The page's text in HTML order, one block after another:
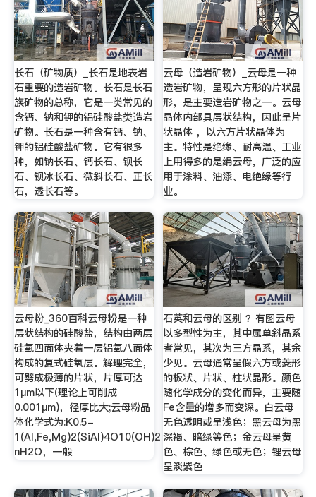
长石（矿物质）_长石是地表岩
石重要的造岩矿物。长石是长石
族矿物的总称，它是一类常见的
含钙、钠和钾的铝硅酸盐类造岩
矿物。长石是一种含有钙、钠、
钾的铝硅酸盐矿物。它有很多
种，如钠长石、钙长石、钡长
石、钡冰长石、微斜长石、正长
石，透长石等。
云母（造岩矿物）_云母是一种
造岩矿物，呈现六方形的片状晶
形，是主要造岩矿物之一。云母
晶体内部具层状结构，因此呈片
状晶体 ，以六方片状晶体为
主。特性是绝缘、耐高温、工业
上用得多的是绢云母，广泛的应
用于涂料、油漆、电绝缘等行
业。
云母粉_360百科云母粉是一种
层状结构的硅酸盐，结构由两层
硅氧四面体夹着一层铝氧八面体
构成的复式硅氧层。解理完全，
可劈成极薄的片状，片厚可达
1μm以下(理论上可削成
0.001μm)，径厚比大;云母粉晶
体化学式为:K0.5-
1(Al,Fe,Mg)2(SiAl)4O10(OH)2
nH2O，一般
石英和云母的区别 ？有图云母
以多型性为主，其中属单斜晶系
者常见，其次为三方晶系，其余
少见。云母通常呈假六方或菱形
的板状、片状、柱状晶形。颜色
随化学成分的变化而异，主要随
Fe含量的增多而变深。白云母
无色透明或呈浅色；黑云母为黑
深褐、暗绿等色；金云母呈黄
色、棕色、绿色或无色；锂云母
呈淡紫色